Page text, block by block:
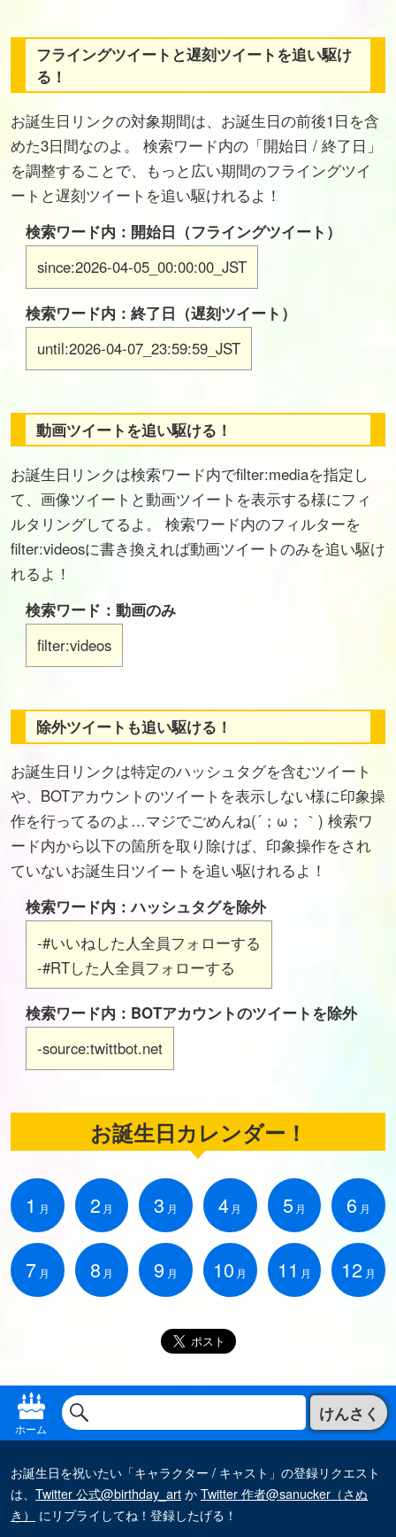
フライングツイートと遅刻ツイートを追い駆け
る！
お誕生日リンクの対象期間は、お誕生日の前後1日を含
めた3日間なのよ。 検索ワード内の「開始日 / 終了日」
を調整することで、もっと広い期間のフライングツイ
ートと遅刻ツイートを追い駆けれるよ！
検索ワード内：開始日（フライングツイート）
since:2026-04-05_00:00:00_JST
検索ワード内：終了日（遅刻ツイート）
until:2026-04-07_23:59:59_JST
動画ツイートを追い駆ける！
お誕生日リンクは検索ワード内でfilter:mediaを指定し
て、画像ツイートと動画ツイートを表示する様にフィ
ルタリングしてるよ。 検索ワード内のフィルターを
filter:videosに書き換えれば動画ツイートのみを追い駆け
れるよ！
検索ワード：動画のみ
filter:videos
除外ツイートも追い駆ける！
お誕生日リンクは特定のハッシュタグを含むツイート
や、BOTアカウントのツイートを表示しない様に印象操
作を行ってるのよ…マジでごめんね(´；ω；｀) 検索ワ
ード内から以下の箇所を取り除けば、印象操作をされ
ていないお誕生日ツイートを追い駆けれるよ！
検索ワード内：ハッシュタグを除外
-#いいねした人全員フォローする
-#RTした人全員フォローする
検索ワード内：BOTアカウントのツイートを除外
-source:twittbot.net
お誕生日カレンダー！
1 月 2 月 3 月 4 月 5 月 6 月
7 月 8 月 9 月 10 月 11 月 12 月
ホーム
けんさく
お誕生日を祝いたい「キャラクター / キャスト」の登録リクエスト
は、 Twitter 公式@birthday_artかTwitter 作者@sanucker（さぬ
き）
にリプライしてね！登録したげる！